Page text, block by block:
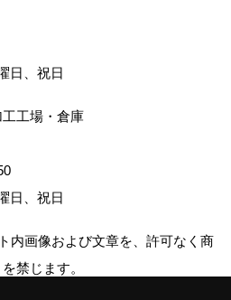
日、祝日
工場・倉庫
日、祝日
内画像および文章を、許可なく商
禁じます。